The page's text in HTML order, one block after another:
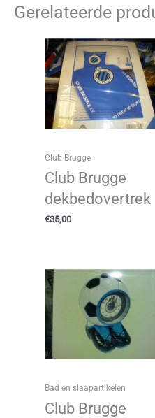
Gerelateerde
Club Brugge
Club Brugge
dekbedovertrek
€35,00
Bad en slaapartikelen
Club Brugge